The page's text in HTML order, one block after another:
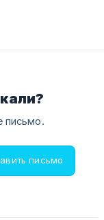
письмо.
письмо